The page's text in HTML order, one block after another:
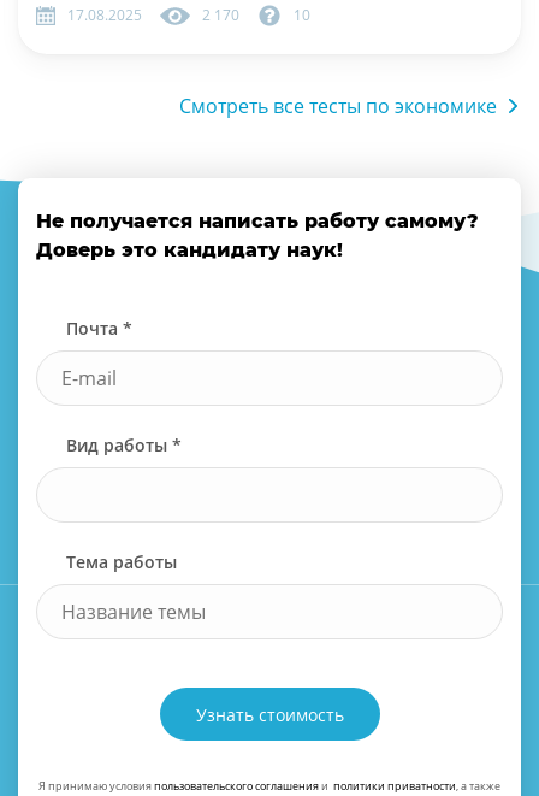
17.08.2025 2 170 10
Смотреть все тесты по экономике
Не получается написать работу самому?
Доверь это кандидату наук!
Почта *
Вид работы *
Тема работы
Узнать стоимость
Я принимаю условияпользовательского соглашенияи политики приватности, а также